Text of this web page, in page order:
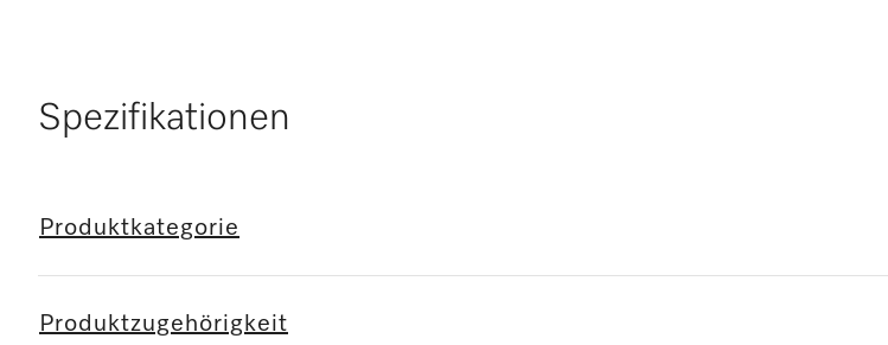
Spezifikationen
Produktkategorie
Produktzugehörigkeit